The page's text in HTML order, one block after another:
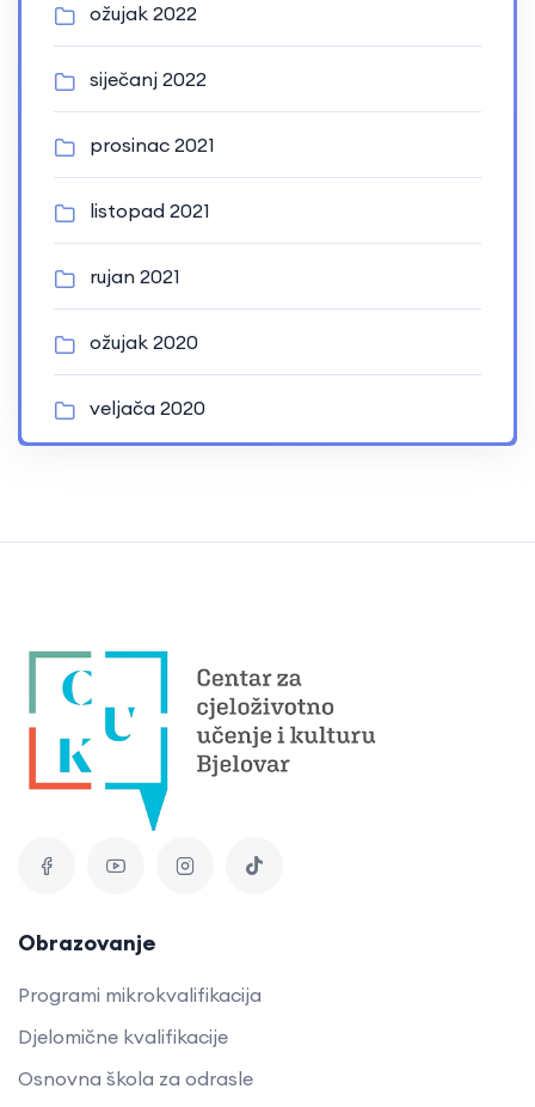
ožujak 2022
siječanj 2022
prosinac 2021
listopad 2021
rujan 2021
ožujak 2020
veljača 2020
Obrazovanje
Programi mikrokvalifikacija
Djelomične kvalifikacije
Osnovna škola za odrasle